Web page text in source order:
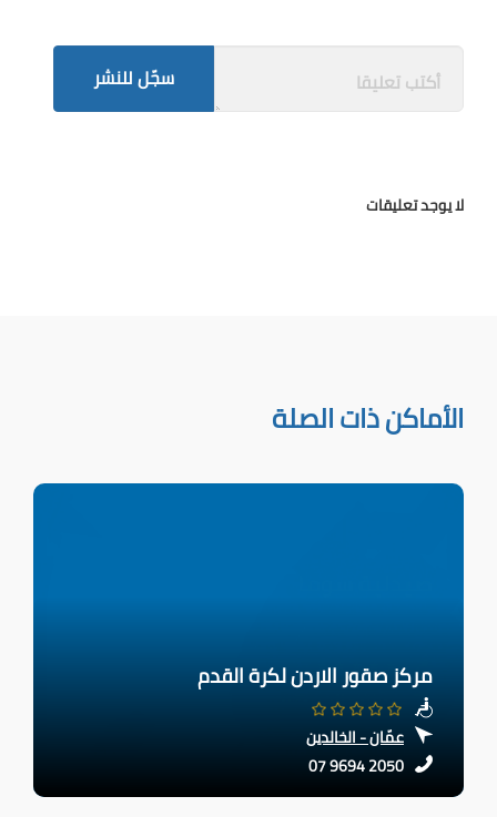
سجّل للنشر
لا يوجد تعليقات
الأماكن ذات الصلة
مركز صقور الاردن لكرة القدم
عمّان - الخالدين
07 9694 2050